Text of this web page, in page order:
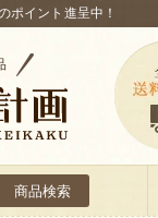
ポイント進呈中！